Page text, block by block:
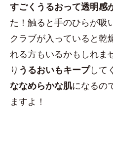
すごくうるおって透明感
た！触ると手のひらが吸
クラブが入っていると乾
れる方もいるかもしれま
り うるおいもキープして
ななめらかな肌になるの
ますよ！